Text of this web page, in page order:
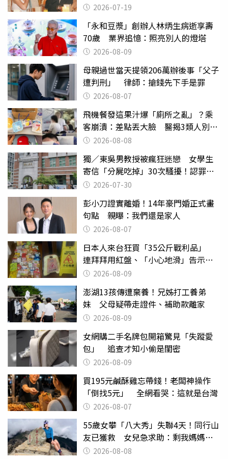
2026-07-19
「永和豆漿」創辦人林炳生病逝享壽
70歲 業界追憶：照亮別人的燈塔
2026-08-09
母親過世當天提領206萬辦後事「父子
遭判刑」 律師：搶錢先下手是罪
2026-08-07
飛機餐發這果汁爆「廁所之亂」？乘
客崩潰：差點丟大臉 醫揭3類人別亂
喝 2026-08-08
獨／東吳男教授被瘋狂迷戀 女學生
寄信「分屍吃掉」30次騷擾！認罪免
關 2026-07-30
彭小刀證實離婚！14年豪門婚正式畫
句點 親曝：我們還是家人
2026-08-07
日本人來台狂買「35公斤戰利品」
連拜拜用紅盤、「小心地滑」告示牌
也帶回家
2026-08-09
澎湖13孩傳遭棄養！兄姊打工養弟
妹 父母疑帶走證件、補助款離家
2026-08-09
女網購二手名牌包開箱驚見「失蹤愛
包」 追查才知小偷是閨密
2026-08-09
買195元鹹酥雞忘帶錢！老闆神操作
「倒找5元」 全網看哭：這就是台灣
2026-08-07
55歲女攀「八大秀」失聯4天！同行山
友已獲救 女兒急求助：剩我媽媽還
沒找到
2026-08-08